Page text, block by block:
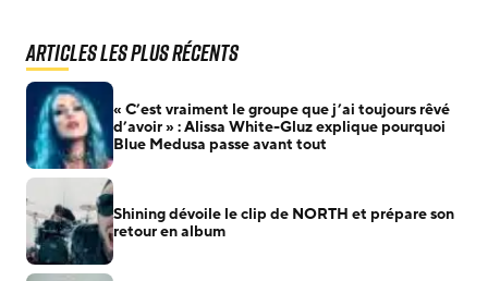
Articles les plus récents
« C’est vraiment le groupe que j’ai toujours rêvé
d’avoir » : Alissa White-Gluz explique pourquoi
Blue Medusa passe avant tout
Shining dévoile le clip de NORTH et prépare son
retour en album